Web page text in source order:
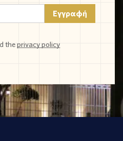
theprivacy policy